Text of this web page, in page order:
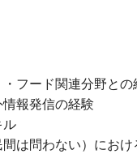
フード関連分野と
報発信の経験
ル
は問わない）におけ